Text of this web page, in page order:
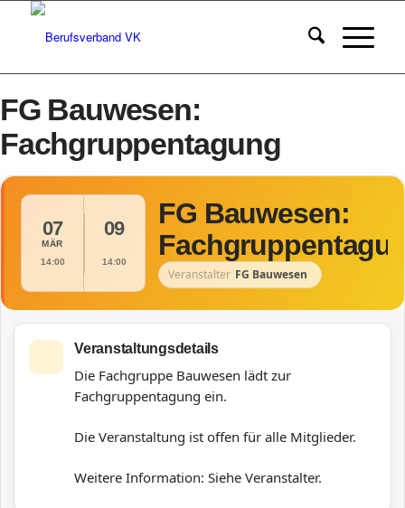
FG Bauwesen:
Fachgruppentagung
07
MÄR
14:00
09
14:00
FG Bauwesen:
Veranstalter FG Bauwesen
Veranstaltungsdetails
Die Fachgruppe Bauwesen lädt zur
Fachgruppentagung ein.
Die Veranstaltung ist offen für alle Mitglieder.
Weitere Information: Siehe Veranstalter.